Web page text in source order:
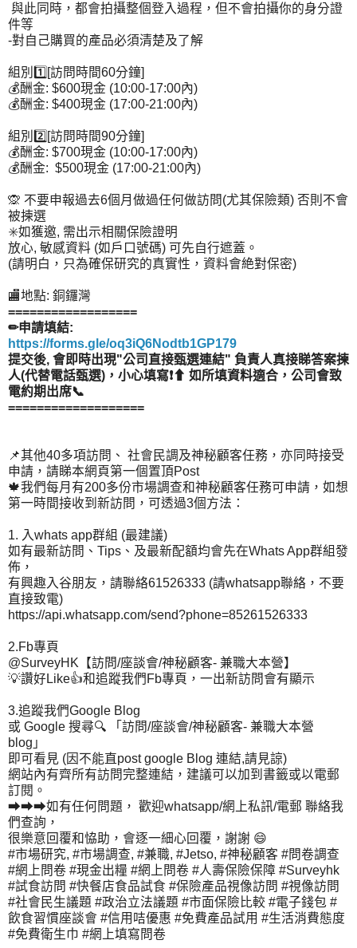
與此同時，都會拍攝整個登入過程，但不會拍攝你的身分證
件等
-對自己購買的產品必須清楚及了解
組別1️⃣[訪問時間60分鐘]
💰酬金: $600現金 (10:00-17:00內)
💰酬金: $400現金 (17:00-21:00內)
組別2️⃣[訪問時間90分鐘]
💰酬金: $700現金 (10:00-17:00內)
💰酬金: $500現金 (17:00-21:00內)
🙊 不要申報過去6個月做過任何做訪問(尤其保險類) 否則不會
被揀選
✳️如獲邀, 需出示相關保險證明
放心, 敏感資料 (如戶口號碼) 可先自行遮蓋。
(請明白，只為確保研究的真實性，資料會絶對保密)
🏬地點: 銅鑼灣
==================
✏申請填結:
https://forms.gle/oq3iQ6Nodtb1GP179
提交後, 會即時出現"公司直接甄選連結" 負責人真接睇答案揀
人(代替電話甄選)，小心填寫❗⬆ 如所填資料適合，公司會致
電約期出席📞
===================
📌其他40多項訪問、 社會民調及神秘顧客任務，亦同時接受
申請，請睇本網頁第一個置頂Post
🍁我們每月有200多份市場調查和神秘顧客任務可申請，如想
第一時間接收到新訪問，可透過3個方法：
1. 入whats app群組 (最建議)
如有最新訪問、Tips、及最新配額均會先在Whats App群組發
佈，
有興趣入谷朋友，請聯絡61526333 (請whatsapp聯絡，不要
直接致電)
https://api.whatsapp.com/send?phone=85261526333
2.Fb專頁
@SurveyHK【訪問/座談會/神秘顧客- 兼職大本營】
💡讚好Like👍和追蹤我們Fb專頁，一出新訪問會有顯示
3.追蹤我們Google Blog
或 Google 搜尋🔍 「訪問/座談會/神秘顧客- 兼職大本營
blog」
即可看見 (因不能直post google Blog 連結,請見諒)
網站內有齊所有訪問完整連結，建議可以加到書籤或以電郵
訂閱。
➡➡➡如有任何問題， 歡迎whatsapp/網上私訊/電郵 聯絡我
們查詢，
很樂意回覆和恊助，會逐一細心回覆，謝謝 😄
#市場研究, #市場調查, #兼職, #Jetso, #神秘顧客 #問卷調查
#網上問卷 #現金出糧 #網上問卷 #人壽保險保障 #Surveyhk
#試食訪問 #快餐店食品試食 #保險產品視像訪問 #視像訪問
#社會民生議題 #政治立法議題 #市面保險比較 #電子錢包 #
飲食習慣座談會 #信用咭優惠 #免費產品試用 #生活消費態度
#免費衛生巾 #網上填寫問卷